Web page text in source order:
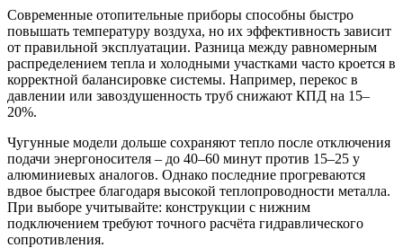
Современные отопительные приборы способны быстро
повышать температуру воздуха, но их эффективность зависит
от правильной эксплуатации. Разница между равномерным
распределением тепла и холодными участками часто кроется в
корректной балансировке системы. Например, перекос в
давлении или завоздушенность труб снижают КПД на 15–
20%.
Чугунные модели дольше сохраняют тепло после отключения
подачи энергоносителя – до 40–60 минут против 15–25 у
алюминиевых аналогов. Однако последние прогреваются
вдвое быстрее благодаря высокой теплопроводности металла.
При выборе учитывайте: конструкции с нижним
подключением требуют точного расчёта гидравлического
сопротивления.